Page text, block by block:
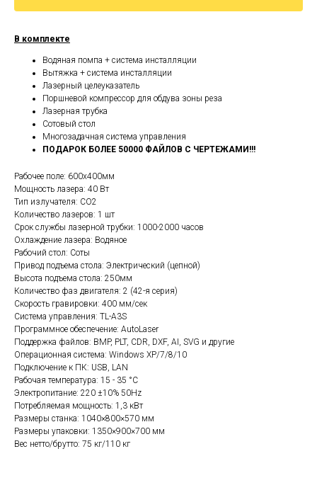
В комплекте
Водяная помпа + система инсталляции
Вытяжка + система инсталляции
Лазерный целеуказатель
Поршневой компрессор для обдува зоны реза
Лазерная трубка
Сотовый стол
Многозадачная система управления
ПОДАРОК БОЛЕЕ 50000 ФАЙЛОВ С ЧЕРТЕЖАМИ!!!
Рабочее поле: 600х400мм
Мощность лазера: 40 Вт
Тип излучателя: СО2
Количество лазеров: 1 шт
Срок службы лазерной трубки: 1000-2000 часов
Охлаждение лазера: Водяное
Рабочий стол: Соты
Привод подъема стола: Электрический (цепной)
Высота подъема стола: 250мм
Количество фаз двигателя: 2 (42-я серия)
Скорость гравировки: 400 мм/сек
Система управления: TL-A3S
Программное обеспечение: AutoLaser
Поддержка файлов: BMP, PLT, CDR, DXF, AI, SVG и другие
Операционная система: Windows XP/7/8/10
Подключение к ПК: USB, LAN
Рабочая температура: 15 - 35 °C
Электропитание: 220 ±10% 50Hz
Потребляемая мощность: 1,3 кВт
Размеры станка: 1040×800×570 мм
Размеры упаковки: 1350×900×700 мм
Вес нетто/брутто: 75 кг/110 кг